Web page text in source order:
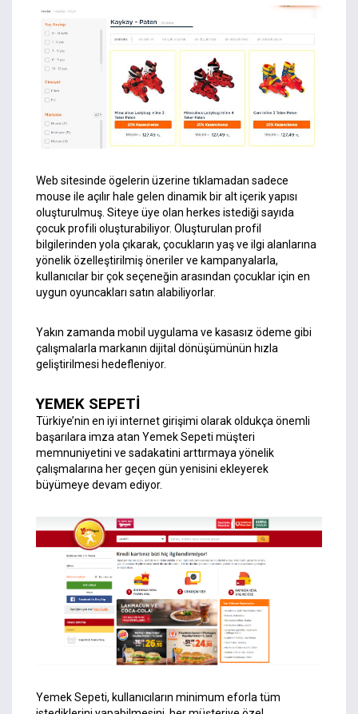
Web sitesinde ögelerin üzerine tıklamadan sadece
mouse ile açılır hale gelen dinamik bir alt içerik yapısı
oluşturulmuş. Siteye üye olan herkes istediği sayıda
çocuk profili oluşturabiliyor. Oluşturulan profil
bilgilerinden yola çıkarak, çocukların yaş ve ilgi alanlarına
yönelik özelleştirilmiş öneriler ve kampanyalarla,
kullanıcılar bir çok seçeneğin arasından çocuklar için en
uygun oyuncakları satın alabiliyorlar.
Yakın zamanda mobil uygulama ve kasasız ödeme gibi
çalışmalarla markanın dijital dönüşümünün hızla
geliştirilmesi hedefleniyor.
YEMEK SEPETİ
Türkiye’nin en iyi internet girişimi olarak oldukça önemli
başarılara imza atan Yemek Sepeti müşteri
memnuniyetini ve sadakatini arttırmaya yönelik
çalışmalarına her geçen gün yenisini ekleyerek
büyümeye devam ediyor.
Yemek Sepeti, kullanıcıların minimum eforla tüm